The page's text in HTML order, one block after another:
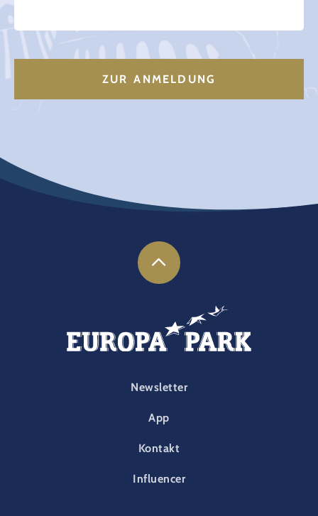
FOOTER-PARK
Newsletter
App
Kontakt
Influencer